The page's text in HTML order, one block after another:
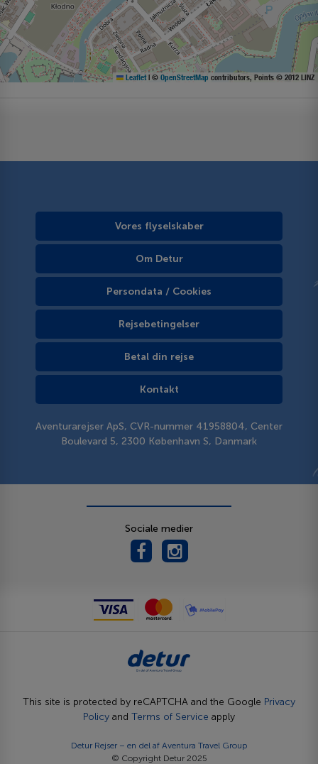
Leaflet | © OpenStreetMap contributors, Points © 2012 LINZ
Vores flyselskaber
Om Detur
Persondata / Cookies
Rejsebetingelser
Betal din rejse
Kontakt
Aventurarejser ApS, CVR-nummer 41958804, Center
Boulevard 5, 2300 København S, Danmark
Sociale medier
This site is protected by reCAPTCHA and the Google Privacy
Policy and Terms of Service apply
Detur Rejser – en del af Aventura Travel Group
© Copyright Detur 2025